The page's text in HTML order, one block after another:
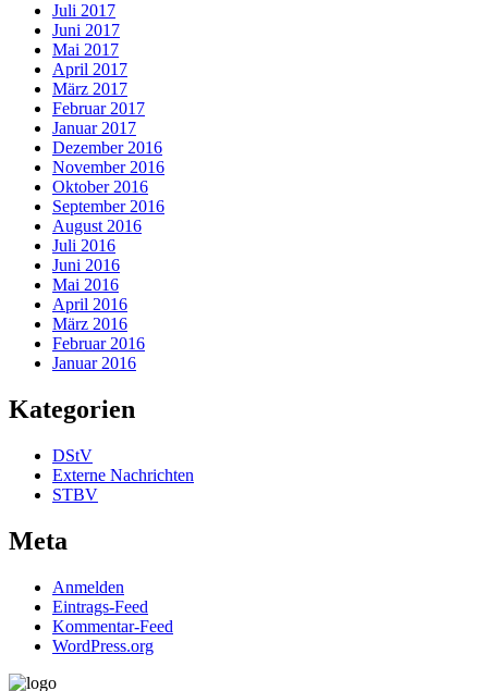
Juli 2017
Juni 2017
Mai 2017
April 2017
März 2017
Februar 2017
Januar 2017
Dezember 2016
November 2016
Oktober 2016
September 2016
August 2016
Juli 2016
Juni 2016
Mai 2016
April 2016
März 2016
Februar 2016
Januar 2016
Kategorien
DStV
Externe Nachrichten
STBV
Meta
Anmelden
Eintrags-Feed
Kommentar-Feed
WordPress.org